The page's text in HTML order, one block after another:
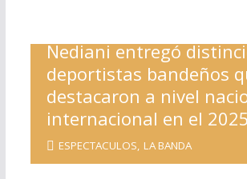
Nediani entregó
deportistas bandeños
destacaron a nivel
internacional en el 2025
ESPECTACULOS LA BANDA